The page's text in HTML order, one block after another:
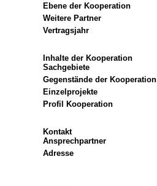
Ebene der Kooperation
Weitere Partner
Vertragsjahr
Inhalte der Kooperation
Sachgebiete
Gegenstände der Kooperation
Einzelprojekte
Profil Kooperation
Kontakt
Ansprechpartner
Adresse